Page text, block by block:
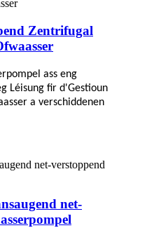
Zentrifugal
ass eng
Léisung fir d'Gestioun
a verschiddenen
net-